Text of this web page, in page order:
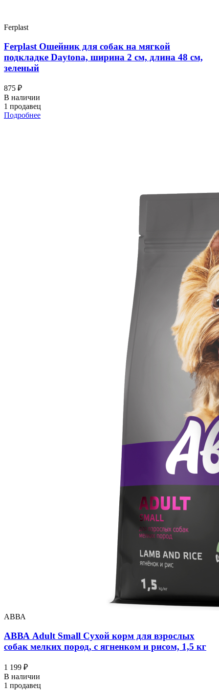
Ferplast
Ferplast Ошейник для собак на мягкой
подкладке Daytona, ширина 2 см, длина 48 см,
зеленый
875 ₽
В наличии
1 продавец
Подробнее
АВВА
АВВА Adult Small Сухой корм для взрослых
собак мелких пород, с ягненком и рисом, 1,5 кг
1 199 ₽
В наличии
1 продавец